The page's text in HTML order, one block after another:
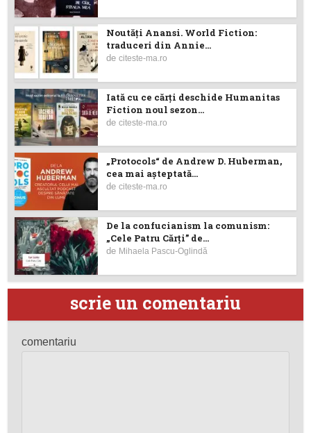
Noutăţi Anansi. World Fiction:
traduceri din Annie...
deciteste-ma.ro
Iată cu ce cărţi deschide Humanitas
Fiction noul sezon...
deciteste-ma.ro
„Protocols“ de Andrew D. Huberman,
cea mai așteptată...
deciteste-ma.ro
De la confucianism la comunism:
„Cele Patru Cărți” de...
de Mihaela Pascu-Oglindă
scrie un comentariu
comentariu